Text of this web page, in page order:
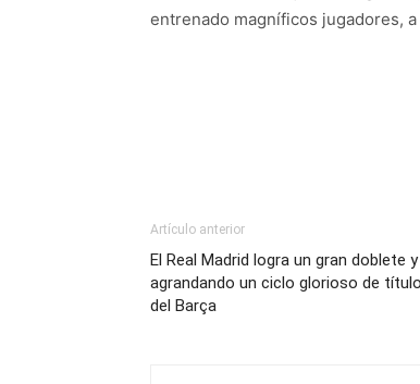
entrenado magníficos jugadores,
Artículo anterior
El Real Madrid logra un gran doblete
agrandando un ciclo glorioso de
del Barça